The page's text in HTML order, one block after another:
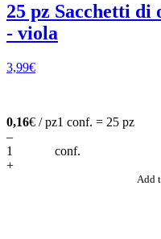
25 pz Sacchetti di
- viola
3,99€
0,16€ / pz1 conf. = 25 pz
–
conf.
+
Add